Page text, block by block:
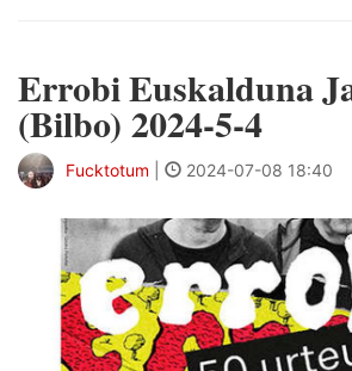
Errobi Euskalduna
(Bilbo) 2024-5-4
Fucktotum 2024-07-08 18:40